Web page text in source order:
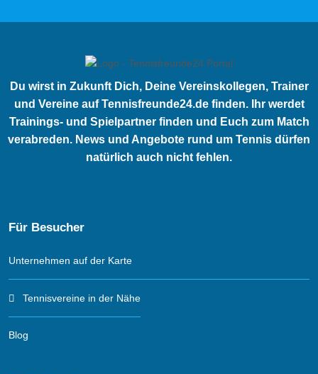
Du wirst in Zukunft Dich, Deine Vereinskollegen, Trainer
und Vereine auf Tennisfreunde24.de finden. Ihr werdet
Trainings- und Spielpartner finden und Euch zum Match
verabreden. News und Angebote rund um Tennis dürfen
natürlich auch nicht fehlen.
Für Besucher
Unternehmen auf der Karte
Tennisvereine in der Nähe
Blog